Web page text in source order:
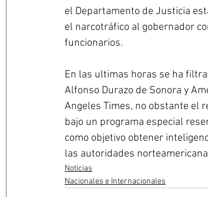
el Departamento de Justicia
el narcotráfico al gobernador
funcionarios.
En las ultimas horas se ha
Alfonso Durazo de Sonora y
Angeles Times, no obstante el
bajo un programa especial
como objetivo obtener
las autoridades
Noticias
Nacionales e Internacionales